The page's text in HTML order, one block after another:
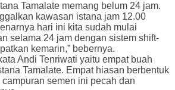
Tamalate memang belum 24 jam.
kawasan istana jam 12.00
hari ini kita sudah mulai
selama 24 jam dengan sistem shift-
kemarin,” bebernya.
Andi Tenriwati yaitu empat buah
Tamalate. Empat hiasan berbentuk
semen ini pecah dan